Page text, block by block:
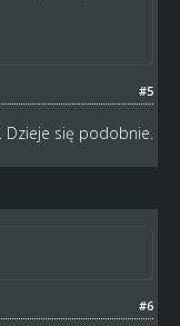
#5
się podobnie.
#6